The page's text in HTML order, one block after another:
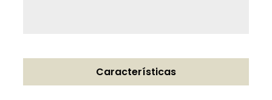
Características